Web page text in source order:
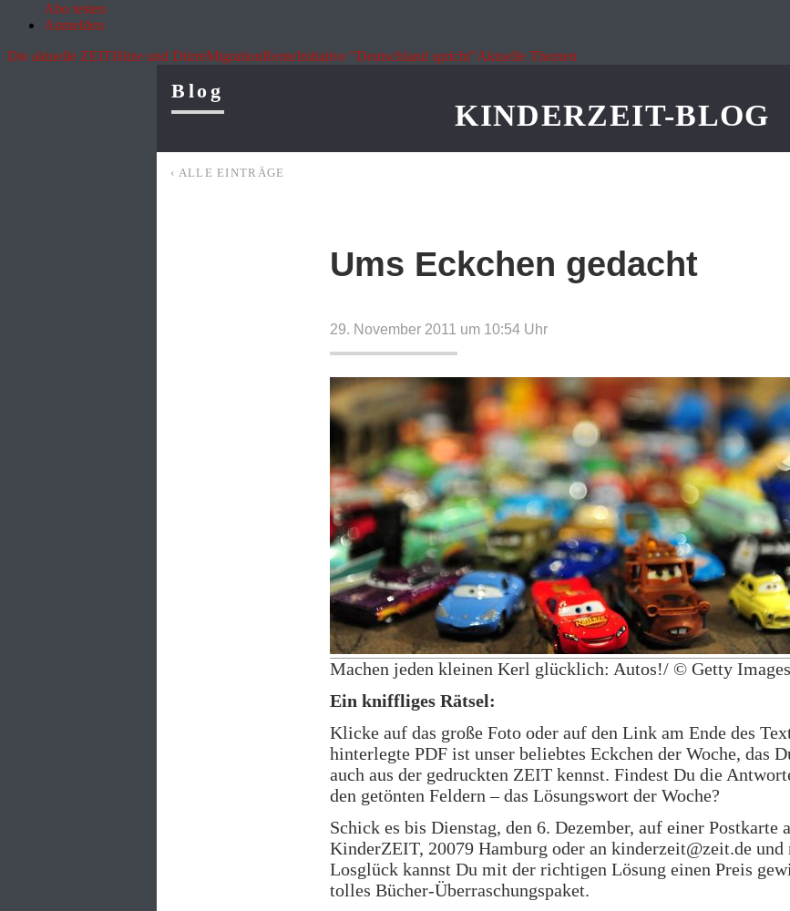
Abo testen
Anmelden
Die aktuelle ZEITHitze und DürreMigrationRenteInitiative "Deutschland spricht"Aktuelle Themen
Blog
KINDERZEIT-BLOG
‹ ALLE EINTRÄGE
Ums Eckchen gedacht
29. November 2011 um 10:54 Uhr
Machen jeden kleinen Kerl glücklich: Autos!/ © Getty Images
Ein kniffliges Rätsel:
Klicke auf das große Foto oder auf den Link am Ende des
hinterlegte PDF ist unser beliebtes Eckchen der Woche, das
auch aus der gedruckten ZEIT kennst. Findest Du die
den getönten Feldern – das Lösungswort der Woche?
Schick es bis Dienstag, den 6. Dezember, auf einer Postkarte
KinderZEIT, 20079 Hamburg oder an kinderzeit@zeit.de und
Losglück kannst Du mit der richtigen Lösung einen Preis
tolles Bücher-Überraschungspaket.